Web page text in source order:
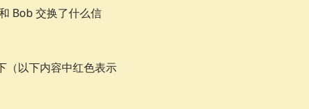
Bob 交换了什么信
（以下内容中红色表示